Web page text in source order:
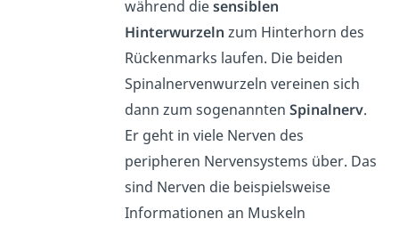
während diesensiblen
Hinterwurzeln zum Hinterhorn des
Rückenmarks laufen. Die beiden
Spinalnervenwurzeln vereinen sich
dann zum sogenannten Spinalnerv.
Er geht in viele Nerven des
peripheren Nervensystems über. Das
sind Nerven die beispielsweise
Informationen an Muskeln